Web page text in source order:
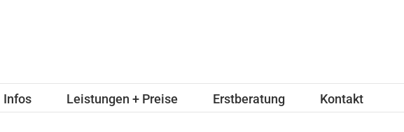
Infos Leistungen + Preise Erstberatung Kontakt